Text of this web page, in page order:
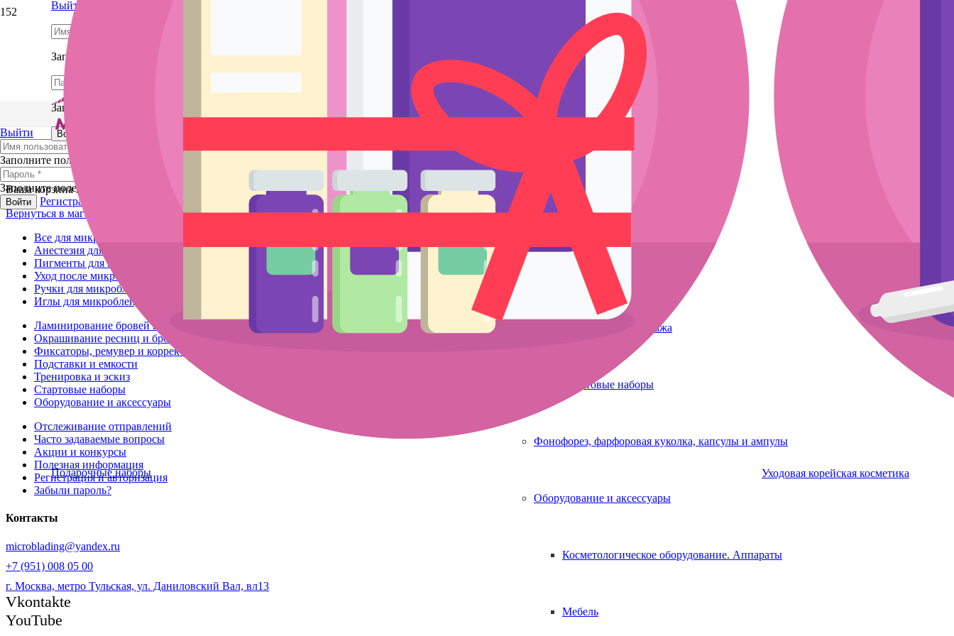
Выйти
Заполните поле
Заполните поле
Войти
Ручки держатели
Тренировка и эскиз
Подставки и емкости
Одноразовые расходники
Аппараты для татуажа
Стартовые наборы
Фонофорез, фарфоровая куколка, капсулы и ампулы
Оборудование и аксессуары
Косметологическое оборудование. Аппараты
Мебель
Подарочные наборы Уходовая корейская косметика
Выйти
Заполните поле
Заполните поле
Войти Регистрация
Ваша корзина пока пуста.
Вернуться в магазин
Все для микропигментирования
Анестезия для микроблейдинга
Пигменты для микроблейдинга
Уход после микроблейдинга
Ручки для микроблейдинга
Иглы для микроблейдинга
Ламинирование бровей и ресниц
Окрашивание ресниц и бровей
Фиксаторы, ремувер и корректоры
Подставки и емкости
Тренировка и эскиз
Стартовые наборы
Оборудование и аксессуары
Отслеживание отправлений
Часто задаваемые вопросы
Акции и конкурсы
Полезная информация
Регистрация и авторизация
Забыли пароль?
Контакты
microblading@yandex.ru
+7 (951) 008 05 00
г. Москва, метро Тульская, ул. Даниловский Вал, вл13
Vkontakte
YouTube